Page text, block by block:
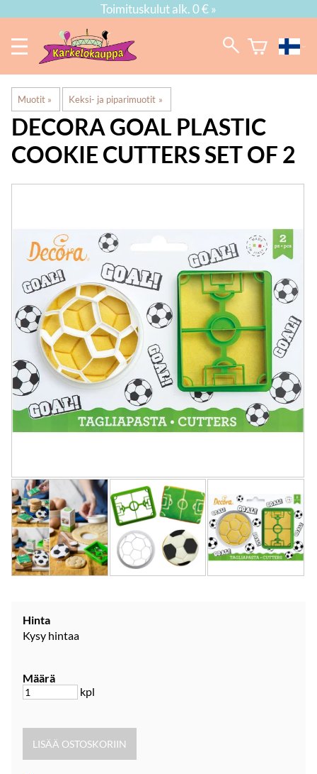
Toimituskulut alk. 0 € »
Muotit ‪» Keksi- ja piparimuotit ‪»
DECORAGOAL PLASTIC
COOKIE CUTTERS SET OF 2
Hinta
Kysy hintaa
Määrä
kpl